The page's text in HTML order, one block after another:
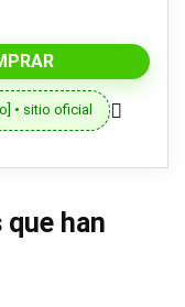
• sitio oficial
han